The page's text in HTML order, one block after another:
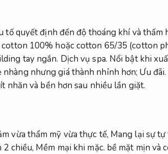
tố quyết định đến độ thoáng khí và thấm
cotton 100% hoặc cotton 65/35 (cotton
tay ngắn. Dịch vụ spa. Nổi bật khi
nhàng nhưng giá thành nhỉnh hơn; Ưu đãi.
ít nhăn và bền hơn sau nhiều lần giặt.
vừa thẩm mỹ vừa thực tế, Mang lại sự tự
chiều, Mềm mại khi mặc. bề mặt mịn và